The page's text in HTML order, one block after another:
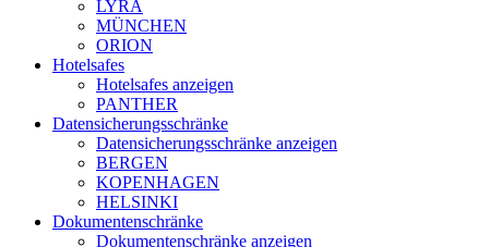
LYRA
MÜNCHEN
ORION
Hotelsafes
Hotelsafes anzeigen
PANTHER
Datensicherungsschränke
Datensicherungsschränke anzeigen
BERGEN
KOPENHAGEN
HELSINKI
Dokumentenschränke
Dokumentenschränke anzeigen